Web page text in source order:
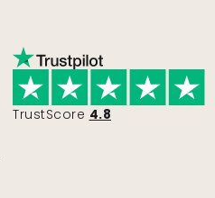
TrustScore 4.8